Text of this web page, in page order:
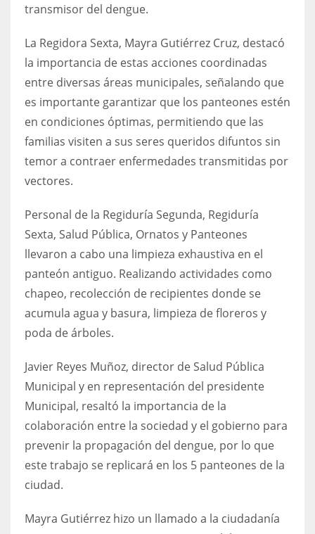
transmisor del dengue.
La Regidora Sexta, Mayra Gutiérrez Cruz, destacó
la importancia de estas acciones coordinadas
entre diversas áreas municipales, señalando que
es importante garantizar que los panteones estén
en condiciones óptimas, permitiendo que las
familias visiten a sus seres queridos difuntos sin
temor a contraer enfermedades transmitidas por
vectores.
Personal de la Regiduría Segunda, Regiduría
Sexta, Salud Pública, Ornatos y Panteones
llevaron a cabo una limpieza exhaustiva en el
panteón antiguo. Realizando actividades como
chapeo, recolección de recipientes donde se
acumula agua y basura, limpieza de floreros y
poda de árboles.
Javier Reyes Muñoz, director de Salud Pública
Municipal y en representación del presidente
Municipal, resaltó la importancia de la
colaboración entre la sociedad y el gobierno para
prevenir la propagación del dengue, por lo que
este trabajo se replicará en los 5 panteones de la
ciudad.
Mayra Gutiérrez hizo un llamado a la ciudadanía